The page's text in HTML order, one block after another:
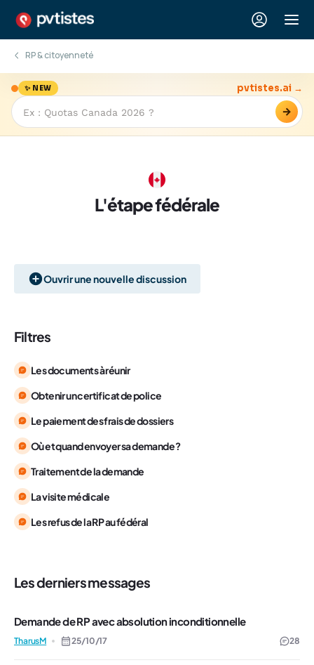
RP & citoyenneté
✨ NEW
→
pvtistes.ai →
L'étape fédérale
Ouvrir une nouvelle discussion
Filtres
Les documents à réunir
Obtenir un certificat de police
Le paiement des frais de dossiers
Où et quand envoyer sa demande ?
Traitement de la demande
La visite médicale
Les refus de la RP au fédéral
Les derniers messages
Demande de RP avec absolution inconditionnelle
TharusM 25/10/17 28